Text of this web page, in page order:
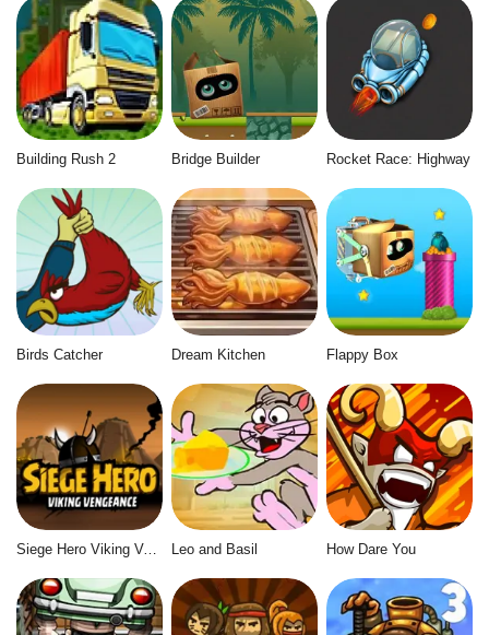
Building Rush 2 Bridge Builder Rocket Race: Highway
Birds Catcher Dream Kitchen Flappy Box
Siege Hero Viking Vengeance Leo and Basil How Dare You